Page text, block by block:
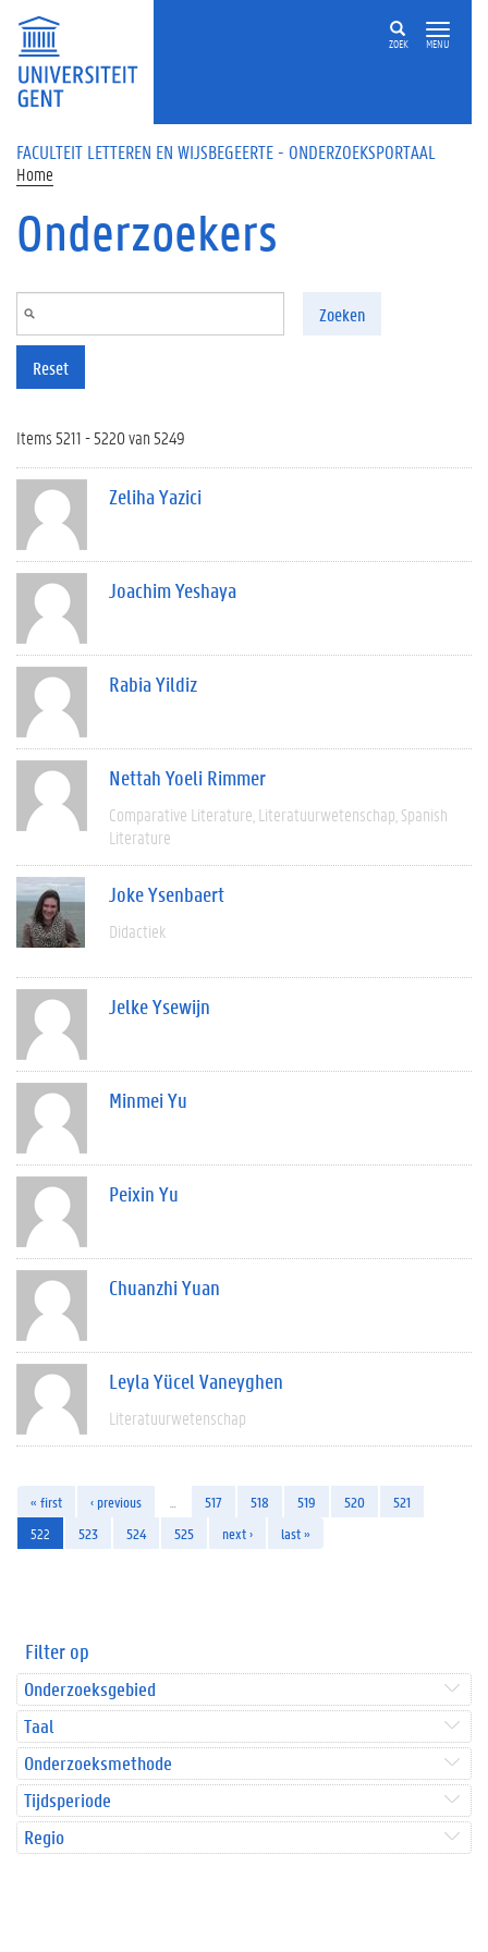
Overslaan en naar de inhoud gaan
ZOEK MENU
FACULTEIT LETTEREN EN WIJSBEGEERTE - ONDERZOEKSPORTAAL
Home
Onderzoekers
Zoeken
Reset
Items 5211 - 5220 van 5249
Zeliha Yazici
Joachim Yeshaya
Rabia Yildiz
Nettah Yoeli Rimmer
Comparative Literature Literatuurwetenschap Spanish
Literature
Joke Ysenbaert
Didactiek
Jelke Ysewijn
Minmei Yu
Peixin Yu
Chuanzhi Yuan
Leyla Yücel Vaneyghen
Literatuurwetenschap
« first ‹ previous 517 518 519 520
521
522
523 524 525 next › last »
Filter op
Onderzoeksgebied
Taal
Onderzoeksmethode
Tijdsperiode
Regio